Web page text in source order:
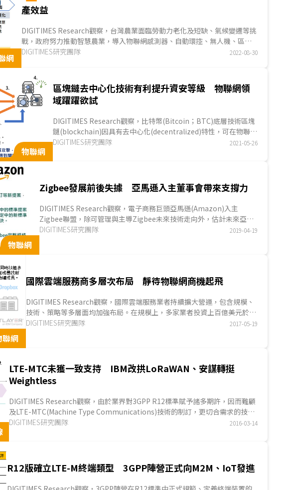
網
產效益
DIGITIMES Research觀察，台灣農業面臨勞動力老化及短缺、氣候變遷等挑
戰，政府努力推動智慧農業，導入物聯網感測器、自動環控、無人機、區塊
鏈等技術，以提升農業...
DIGITIMES研究團隊 2022-08-30
物聯網
區塊鏈去中心化技術有利提升資安等級 物聯網領
域躍躍欲試
DIGITIMES Research觀察，比特幣(Bitcoin；BTC)底層技術區塊
鏈(blockchain)因具有去中心化(decentralized)特性，可在物聯網
(Internet of Things；IoT)系統中發揮多種防護效果，包含遏止或
DIGITIMES研究團隊 2021-05-26
物聯網
Zigbee發展前後失據 亞馬遜入主董事會帶來支撐力
DIGITIMES Research觀察，電子商務巨頭亞馬遜(Amazon)入主
Zigbee聯盟，除可管理與主導Zigbee未來技術走向外，估計未來亞馬
遜的產品也將支援Zigbee技術，使Zigbee技術在家庭物聯網應用市場
DIGITIMES研究團隊 2019-04-19
聯網
國際雲端服務商多層次布局 靜待物聯網商機起飛
DIGITIMES Research觀察，國際雲端服務業者持續擴大營運，包含規模、
技術、策略等多層面均加強布局。在規模上，多家業者投資上百億美元於建
置新機房，在技術上，也擴充大數據(Big Data)、物聯網(Internet of
DIGITIMES研究團隊 2017-05-19
LTE-MTC未獲一致支持 IBM改拱LoRaWAN、安謀轉挺
Weightless
DIGITIMES Research觀察，由於業界對3GPP R12標準賦予諸多期許，因而難顧
及LTE-MTC(Machine Type Communications)技術的制訂，更切合需求的技術
須至R13、R14版標準方可能成熟，此使IBM、思科(Cisco)、安謀(ARM)等科技大
DIGITIMES研究團隊 2016-03-14
R12版確立LTE-M終端類型 3GPP陣營正式向M2M、IoT發進